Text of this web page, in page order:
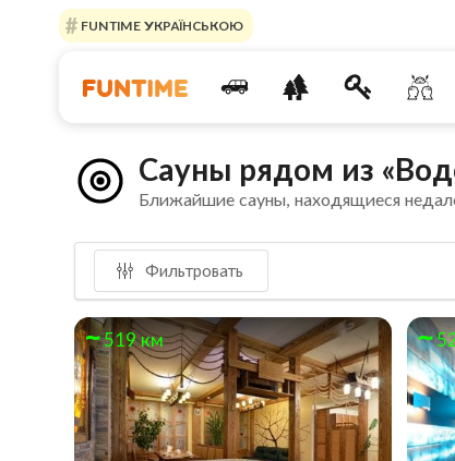
FUNTIME УКРАЇНСЬКОЮ
Сауны рядом из
Ближайшие сауны, находящиеся
Фильтровать
519 км